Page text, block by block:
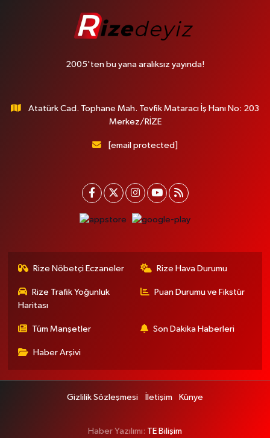
2005'ten bu yana aralıksız yayında!
Atatürk Cad. Tophane Mah. Tevfik Mataracı İş Hanı No: 203
Merkez/RİZE
[email protected]
Rize Nöbetçi Eczaneler Rize Hava Durumu
Rize Trafik Yoğunluk
Haritası
Puan Durumu ve Fikstür
Tüm Manşetler Son Dakika Haberleri
Haber Arşivi
Gizlilik Sözleşmesi İletişim Künye
Haber Yazılımı: TE Bilişim